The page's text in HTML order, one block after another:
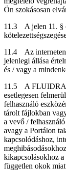
Ön szokásosan
11.3 A jelen 11. §
11.4 Az interneten
jelenlegi állása
és / vagy a
11.5 A FLUIDRA
esetlegesen
felhasználó
tárolt fájlokban
a vevő /
avagy a Portálon
kapcsolódáshoz,
kikapcsolásokhoz
független okok